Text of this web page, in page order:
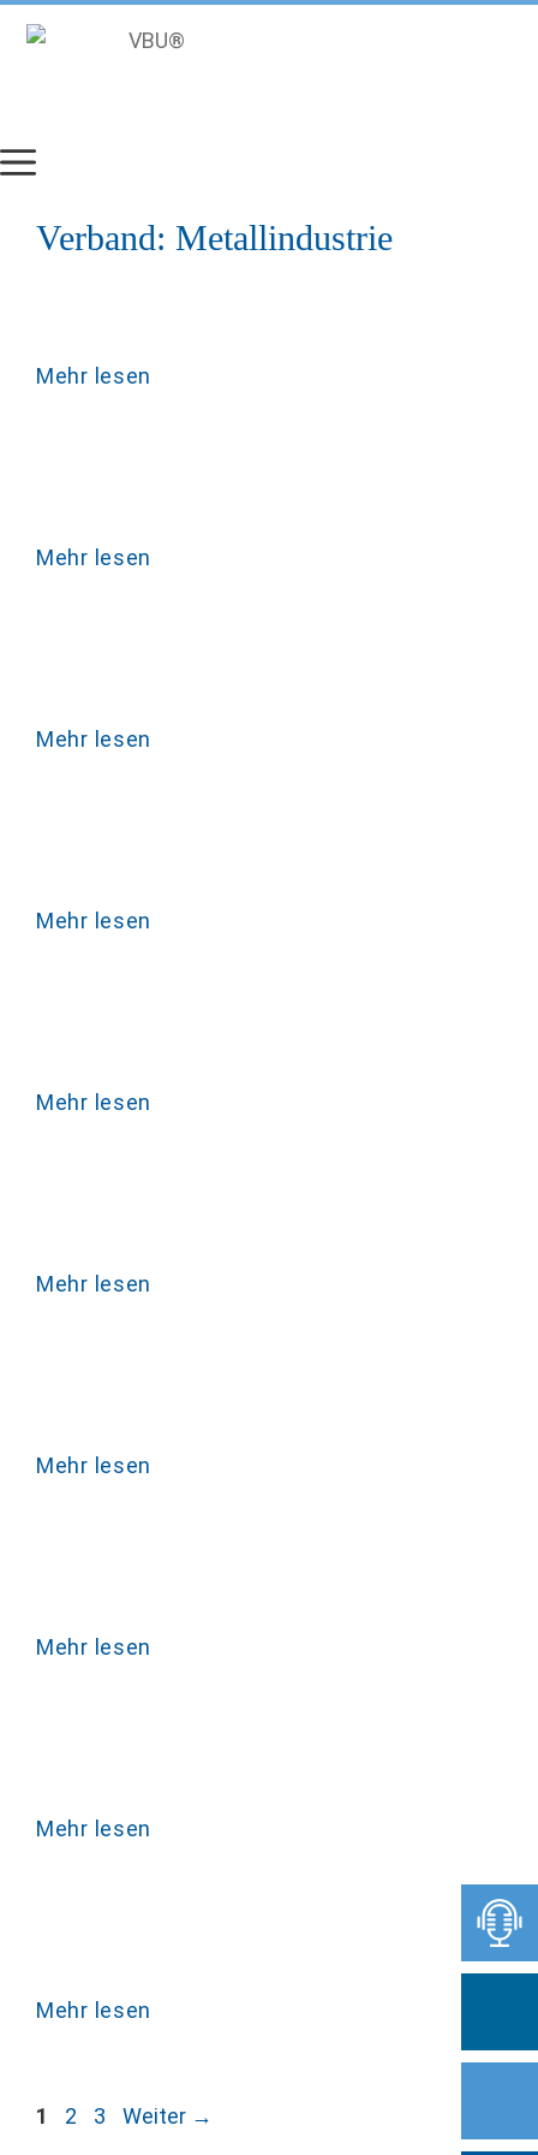
Inhalt
Verband: Metallindustrie
Mehr lesen
Mehr lesen
Mehr lesen
Mehr lesen
Mehr lesen
Mehr lesen
Mehr lesen
Mehr lesen
Mehr lesen
Mehr lesen
Seite
1 Seite
2 Seite
3 Weiter →